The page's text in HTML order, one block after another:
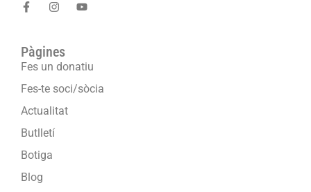
Pàgines
Fes un donatiu
Fes-te soci/sòcia
Actualitat
Butlletí
Botiga
Blog